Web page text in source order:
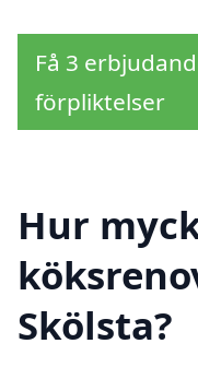
Få 3
förpliktelser
Hur
Skölsta?